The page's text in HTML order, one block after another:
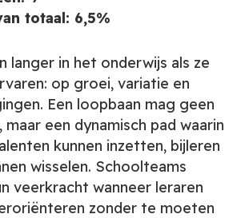
totaal: 6,5%
langer in het onderwijs als ze
op groei, variatie en
Een loopbaan mag geen
maar een dynamisch pad waarin
kunnen inzetten, bijleren
wisselen. Schoolteams
veerkracht wanneer leraren
zonder te moeten